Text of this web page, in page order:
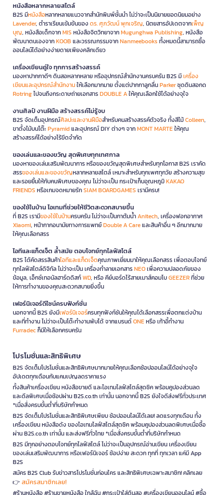
หนังสือหลากหลายสไตล์
B2S มีหนังสือหลากหลายแนวจากสำนักพิมพ์ชั้นนำ ไม่ว่าจะเป็นนิยายยอดนิยมอย่าง
Lavender, ตำราเรียนเข้มข้นของดร. ศุภวัฒน์ พุกเจริญ, นิตยสารอัปเดตจากเพ็ญ
บุญ, หนังสือเด็กจากMIS หนังสือจิตวิทยาจากMugunghwa Publishing, หนังสือ
พัฒนาตนเองจากKOOB และวรรณกรรมจากNanmeebooks ทั้งหมดนี้สามารถซื้อ
ออนไลน์ได้อย่างง่ายดายเพียงคลิกเดียว
เครื่องเขียนคู่ใจ ทุกการสร้างสรรค์
มองหาปากกาดีๆ ดินสอหลากหลาย หรืออุปกรณ์สำนักงานครบครัน B2S มีเครื่อง
เขียนและอุปกรณ์สำนักงานให้เลือกมากมาย ตั้งแต่ปากกาลูกลื่นParkerชุดดินสอกด
Rotringไปจนถึงกระดาษถ่ายเอกสารDOUBLE Aให้คุณเลือกใช้ได้อย่างจุใจ
งานศิลป์ งานฝีมือ สร้างสรรค์ไม่รู้จบ
B2S จัดเต็มอุปกรณ์ศิลปะและงานฝีมือสำหรับคนสร้างสรรค์ตัวจริง ทั้งสีไม้Colleen,
ขาตั้งไม้บนโต๊ะPyramidและอุปกรณ์ DIY ต่างๆ จากMONT MARTEให้คุณ
สร้างสรรค์ได้อย่างไร้ขีดจำกัด
ของเล่นและของขวัญ สุดพิเศษทุกเทศกาล
มองหาของเล่นเสริมพัฒนาการ หรือของขวัญสุดพิเศษสำหรับทุกโอกาส B2S เราคัด
สรรของเล่นและของขวัญหลากหลายสไตล์ เหมาะสำหรับทุกเพศทุกวัย สร้างความสุข
และรอยยิ้มให้กับคนพิเศษของคุณ ไม่ว่าจะเป็น กระเป๋าเก็บอุณหภูมิKAKAO
FRIENDS หรือเกมจดหมายรักSIAM BOARDGAMES เรามีครบ!
ของใช้ในบ้าน ไอเทมที่ช่วยให้ชีวิตสะดวกสบายขึ้น
ที่ B2S เรามีของใช้ในบ้านครบครัน ไม่ว่าจะเป็นกาต้มน้ำAnitech, เครื่องฟอกอากาศ
Xiaomi, หน้ากากอนามัยทางการแพทย์Double A Careและสินค้าอื่น ๆ อีกมากมาย
ให้คุณเลือกสรร
ไอทีและแก็ดเจ็ต ล้ำสมัย ตอบโจทย์ทุกไลฟ์สไตล์
B2S ได้คัดสรรสินค้าไอทีและแก็ดเจ็ตคุณภาพเยี่ยมมาให้คุณเลือกสรร เพื่อตอบโจทย์
ทุกไลฟ์สไตล์ดิจิทัล ไม่ว่าจะเป็น เครื่องทำลายเอกสารNEOเพื่อความปลอดภัยของ
ข้อมูล, เอ็กซ์เทอนัลฮาร์ดดิสก์WD, หรือ คีย์บอร์ดไร้สายเมาส์คอมโบGEEZERที่ช่วย
ให้การทำงานของคุณสะดวกสบายยิ่งขึ้น
เฟอร์นิเจอร์ดีไซน์ครบฟังก์ชั่น
นอกจากนี้ B2S ยังมีเฟอร์นิเจอร์ครบทุกฟังก์ชันให้คุณได้เลือกสรรเพื่อตกแต่งบ้าน
และที่ทำงาน ไม่ว่าจะเป็นโต๊ะทำงานพับได้ จากแบรนด์ONEหรือ เก้าอี้ทำงาน
Furradecก็มีให้เลือกครบครัน
โปรโมชั่นและสิทธิพิเศษ
B2S จัดเต็มโปรโมชั่นและสิทธิพิเศษมากมายให้คุณเลือกช้อปออนไลน์ได้อย่างจุใจ
อัปเดตทุกเดือนกับแคมเปญลดราคาแรง
ทั้งสินค้าเครื่องเขียน หนังสือขายดี และไอเทมไลฟ์สไตล์สุดชิค พร้อมคูปองส่วนลด
และดีลพิเศษเมื่อช้อปผ่าน B2S.co.th เท่านั้น นอกจากนี้ B2S ยังใจดีส่งฟรีทั่วประเทศ
*เมื่อสั่งครบขั้นต่ำที่บริษัทกำหนด
B2S จัดเต็มโปรโมชั่นและสิทธิพิเศษเพียบ ช้อปออนไลน์ได้เลย! ลดแรงทุกเดือน ทั้ง
เครื่องเขียน หนังสือดัง ของไอเทมไลฟ์สไตล์สุดชิค พร้อมคูปองส่วนลดพิเศษเมื่อซื้อ
ผ่าน B2S.co.th เท่านั้น และส่งฟรีทั่วไทย *เมื่อสั่งครบขั้นต่ำที่บริษัทกำหนด
B2S มีทุกอย่างตอบโจทย์ทุกไลฟ์สไตล์ ไม่ว่าจะเป็นอุปกรณ์อ่านเขียน เครื่องเขียน
ของเล่นเสริมพัฒนาการ หรือเฟอร์นิเจอร์ ช้อปง่าย สะดวก ทุกที่ ทุกเวลา แค่มี App
B2S
สมัคร B2S Club รับข่าวสารโปรโมชั่นก่อนใคร และสิทธิพิเศษเฉพาะสมาชิก! คลิกเลย
👉 สมัครสมาชิกเลย!
#ร้านหนังสือ #ร้านขายหนังสือ ใกล้ฉัน #กระเป๋าใส่ดินสอ #เครื่องเขียนออนไลน์ #ซื้อ